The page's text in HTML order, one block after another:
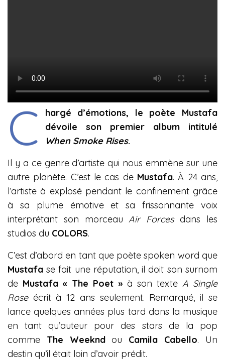
C
hargé d’émotions, le poète Mustafa
dévoile son premier album intitulé
When Smoke Rises.
Il y a ce genre d’artiste qui nous emmène sur une
autre planète. C’est le cas de Mustafa. À 24 ans,
l’artiste à explosé pendant le confinement grâce
à sa plume émotive et sa frissonnante voix
interprétant son morceauAir Forces dans les
studios du COLORS.
C’est d’abord en tant que poète spoken word que
Mustafa se fait une réputation, il doit son surnom
de Mustafa « The Poet » à son texte A Single
Roseécrit à 12 ans seulement. Remarqué, il se
lance quelques années plus tard dans la musique
en tant qu’auteur pour des stars de la pop
comme The Weeknd ou Camila Cabello. Un
destin qu’il était loin d’avoir prédit.